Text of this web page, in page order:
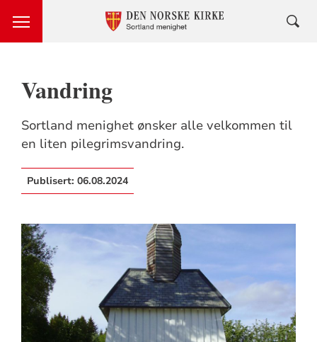
Vandring
Sortland menighet ønsker alle velkommen til
en liten pilegrimsvandring.
Publisert: 06.08.2024